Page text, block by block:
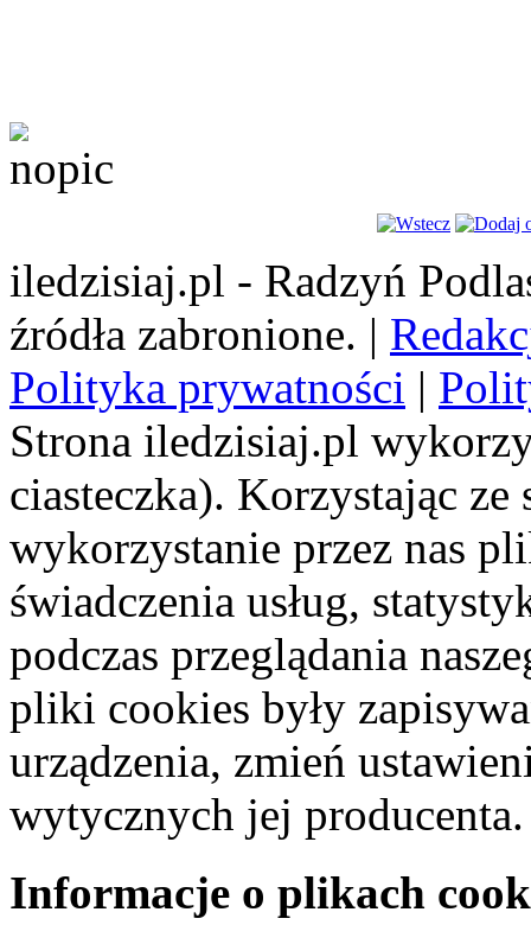
iledzisiaj.pl - Radzyń
źródła zabronione. |
Polityka prywatności |
Strona iledzisiaj.pl
ciasteczka). Korzystając
wykorzystanie przez nas
świadczenia usług,
podczas przeglądania
pliki cookies były
urządzenia, zmień
wytycznych jej producenta.
Informacje o plikach